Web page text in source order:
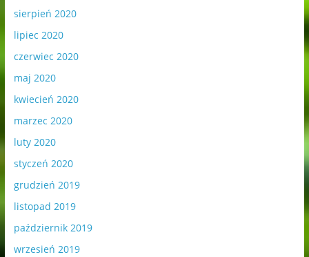
sierpień 2020
lipiec 2020
czerwiec 2020
maj 2020
kwiecień 2020
marzec 2020
luty 2020
styczeń 2020
grudzień 2019
listopad 2019
październik 2019
wrzesień 2019